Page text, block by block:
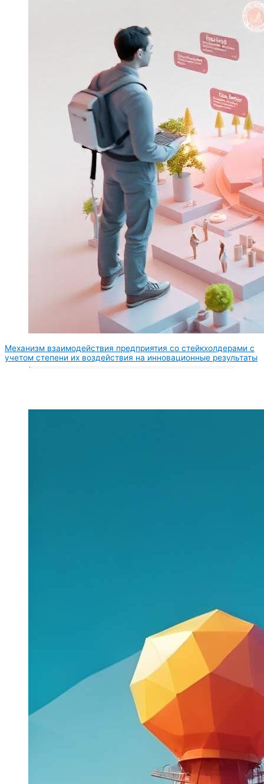
Механизм взаимодействия предприятия со стейкхолдерами с
учетом степени их воздействия на инновационные результаты